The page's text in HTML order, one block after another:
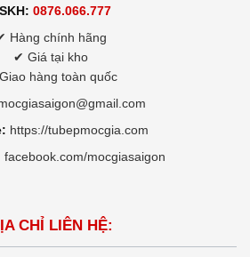
0876.066.777
Hàng chính hãng
✔ Giá tại kho
hàng toàn quốc
https://tubepmocgia.com
facebook.com/mocgiasaigon
CHỈ LIÊN HỆ: